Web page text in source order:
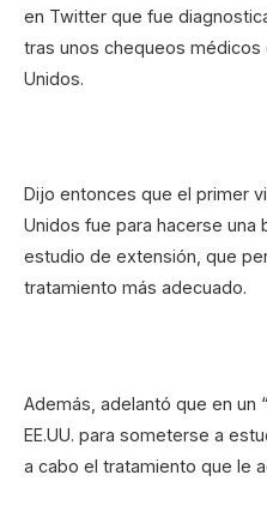
en Twitter que fue
tras unos chequeos
Unidos.
Dijo entonces que el primer
Unidos fue para hacerse una
estudio de extensión, que
tratamiento más adecuado.
Además, adelantó que en un
EE.UU. para someterse a
a cabo el tratamiento que le